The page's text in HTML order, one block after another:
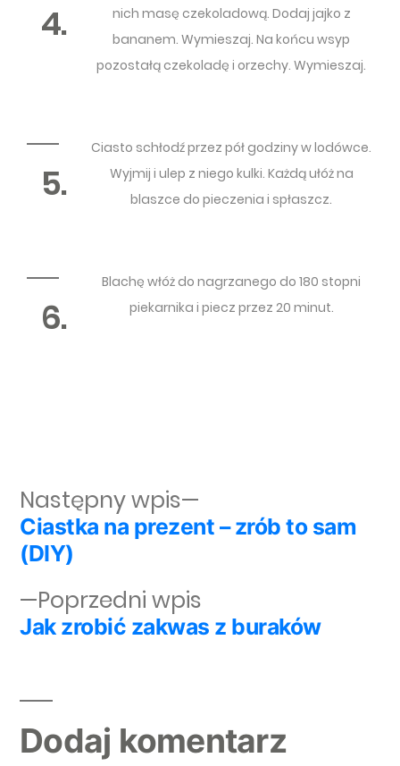
4.
nich masę czekoladową. Dodaj jajko z
bananem. Wymieszaj. Na końcu wsyp
pozostałą czekoladę i orzechy. Wymieszaj.
5.
Ciasto schłodź przez pół godziny w lodówce.
Wyjmij i ulep z niego kulki. Każdą ułóż na
blaszce do pieczenia i spłaszcz.
6.
Blachę włóż do nagrzanego do 180 stopni
piekarnika i piecz przez 20 minut.
Nawigacja wpisu
Poprzedni wpis
Jak zrobić zakwas z buraków
Następny wpis
Ciastka na prezent – zrób to sam
(DIY)
Dodaj komentarz